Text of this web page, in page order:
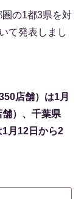
の1都3県を対
て発表しまし
店舗）は1月
）、千葉県
1月12日から2